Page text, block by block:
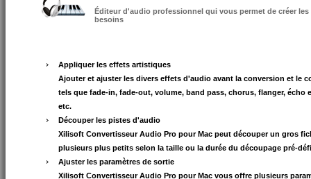
Éditeur d'audio professionnel qui vous permet de créer
besoins
Appliquer les effets artistiques
Ajouter et ajuster les divers effets d'audio avant la conversion et le
tels que fade-in, fade-out, volume, band pass, chorus, flanger, écho
etc.
Découper les pistes d'audio
Xilisoft Convertisseur Audio Pro pour Mac peut découper un gros
plusieurs plus petits selon la taille ou la durée du découpage pré-
Ajuster les paramètres de sortie
Xilisoft Convertisseur Audio Pro pour Mac vous offre plusieurs